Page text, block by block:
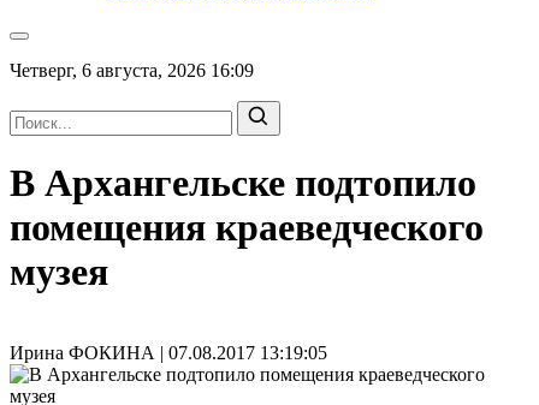
Четверг, 6 августа, 2026 16:09
В Архангельске подтопило
помещения краеведческого
музея
Ирина ФОКИНА | 07.08.2017 13:19:05